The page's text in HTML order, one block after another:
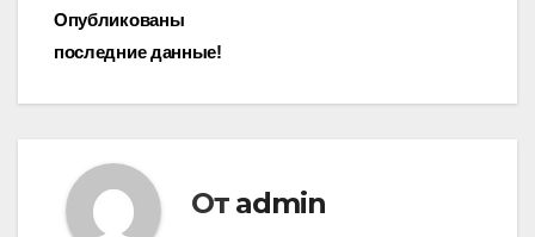
Опубликованы
последние данные!
От admin